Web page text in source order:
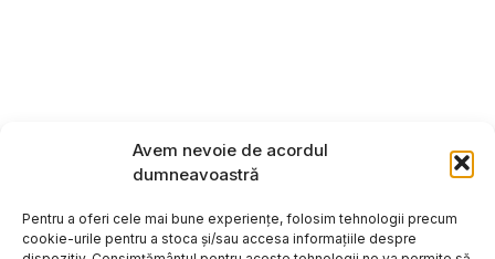
Avem nevoie de acordul
dumneavoastră
Pentru a oferi cele mai bune experiențe, folosim tehnologii precum
cookie-urile pentru a stoca și/sau accesa informațiile despre